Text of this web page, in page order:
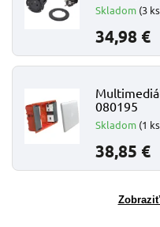
Skladom (3
34,98 €
080195
Skladom (1
38,85 €